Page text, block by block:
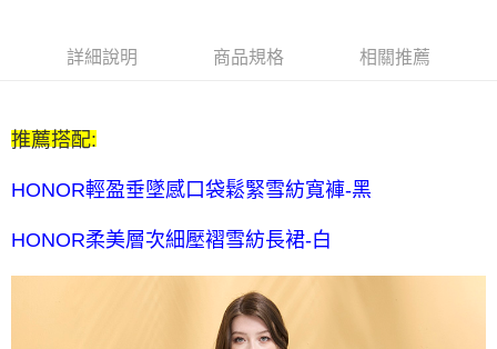
每筆NT$80，滿NT$2,000(含以上)免運費
元物流費
$80 元物流費
宅配送到家-訂單滿 $2000 元即享免運服務-未滿則另收 $120 元物
詳細說明 商品規格 相關推薦
推薦搭配:
HONOR輕盈垂墜感口袋鬆緊雪紡寬褲-黑
HONOR柔美層次細壓褶雪紡長裙-白